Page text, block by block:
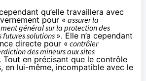
qu’elle travaillera avec
pour « assurer la
général sur la protection des
futures solutions ». Elle n’a cependant
directe pour « contrôler
des mineurs aux sites
Tout en précisant que le contrôle
en lui-même, incompatible avec le